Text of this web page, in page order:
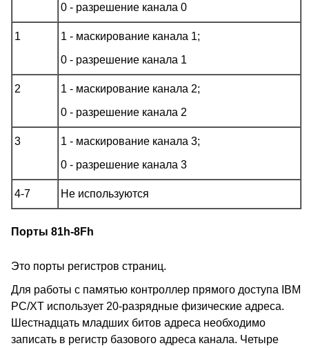
0 - разрешение канала 0
1
1 - маскирование канала 1;
0 - разрешение канала 1
2
1 - маскирование канала 2;
0 - разрешение канала 2
3
1 - маскирование канала 3;
0 - разрешение канала 3
4-7 Не используются
Порты 81h-8Fh
Это порты регистров страниц.
Для работы с памятью контроллер прямого доступа IBM
PC/XT использует 20-разрядные физические адреса.
Шестнадцать младших битов адреса необходимо
записать в регистр базового адреса канала. Четыре